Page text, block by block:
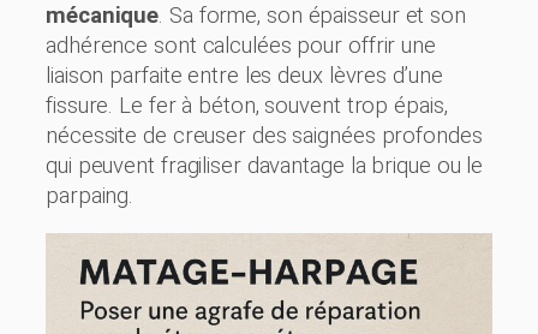
mécanique. Sa forme, son épaisseur et son
adhérence sont calculées pour offrir une
liaison parfaite entre les deux lèvres d’une
fissure. Le fer à béton, souvent trop épais,
nécessite de creuser des saignées profondes
qui peuvent fragiliser davantage la brique ou le
parpaing.